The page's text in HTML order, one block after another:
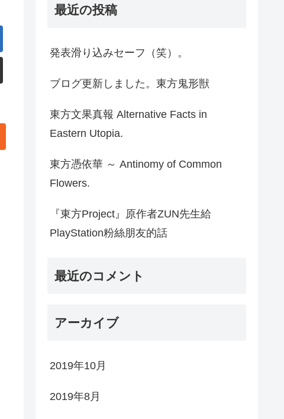
最近の投稿
発表滑り込みセーフ（笑）。
ブログ更新しました。東方鬼形獣
東方文果真報 Alternative Facts in
Eastern Utopia.
東方憑依華 ～ Antinomy of Common
Flowers.
『東方Project』原作者ZUN先生給
PlayStation粉絲朋友的話
最近のコメント
アーカイブ
2019年10月
2019年8月